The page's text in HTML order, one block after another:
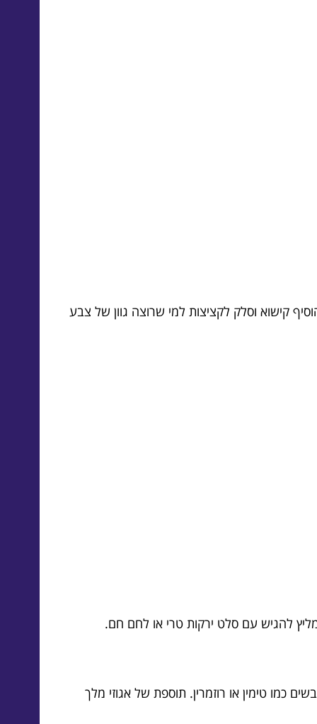
קישוא וסלק לקציצות למי שרוצה גוון של צבע
להגיש עם סלט ירקות טרי או לחם חם.
כמו טימין או רוזמרין. תוספת של אגוזי מלך